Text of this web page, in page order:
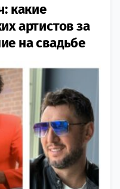
какие
артистов за
на свадьбе